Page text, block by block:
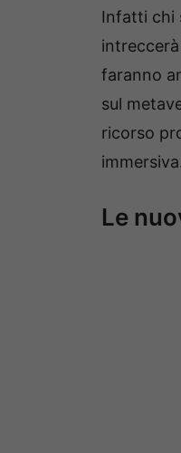
Infatti chi
faranno
sul
ricorso
Le